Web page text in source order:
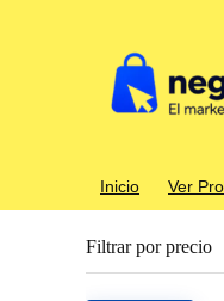
Inicio Ver
Filtrar por precio